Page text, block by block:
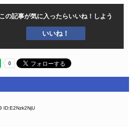
この記事が気に入ったらいいね！しよう
いいね！
ID:E2Nzk2NjU